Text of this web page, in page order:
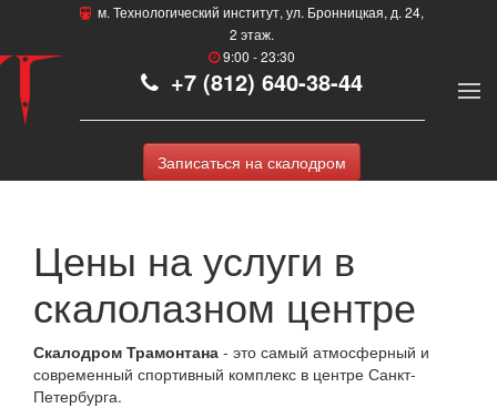
м. Технологический институт, ул. Бронницкая, д. 24,
2 этаж.
9:00 - 23:30
+7 (812) 640-38-44
Записаться на скалодром
Цены на услуги в
скалолазном центре
Скалодром Трамонтана - это самый атмосферный и
современный спортивный комплекс в центре Санкт-
Петербурга.